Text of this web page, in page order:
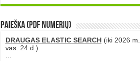
PAIEŠKA (PDF numerių)
DRAUGAS ELASTIC SEARCH(iki 2026 m.
vas. 24 d.)
...